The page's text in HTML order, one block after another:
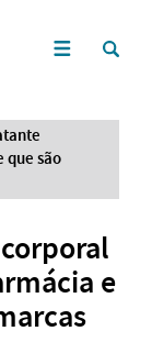
que são
e